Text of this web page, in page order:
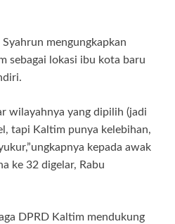
mengungkapkan
sebagai lokasi ibu kota baru
wilayahnya yang dipilih (jadi
tapi Kaltim punya kelebihan,
kepada awak
ke 32 digelar, Rabu
DPRD Kaltim mendukung